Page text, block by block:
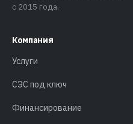
с 2015 года.
Компания
Услуги
СЭС под ключ
Финансирование